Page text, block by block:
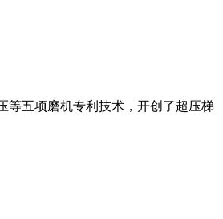
等五项磨机专利技术，开创了超压梯